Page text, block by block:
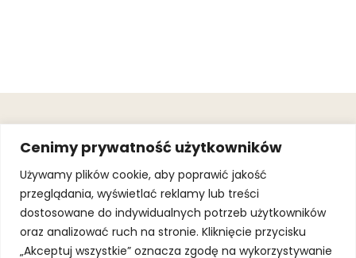
Cenimy prywatność użytkowników
Używamy plików cookie, aby poprawić jakość
przeglądania, wyświetlać reklamy lub treści
dostosowane do indywidualnych potrzeb użytkowników
oraz analizować ruch na stronie. Kliknięcie przycisku
„Akceptuj wszystkie” oznacza zgodę na wykorzystywanie
+48 510 070
090
SOLEC 81B LOK.
A66,
WARSZAWA
JOIN OUR
MAILING
By subscribing,
you agree to
ourTerms of
UseandPrivacy
OBSŁUGA
KLIENTA
Gwarancja
.
.